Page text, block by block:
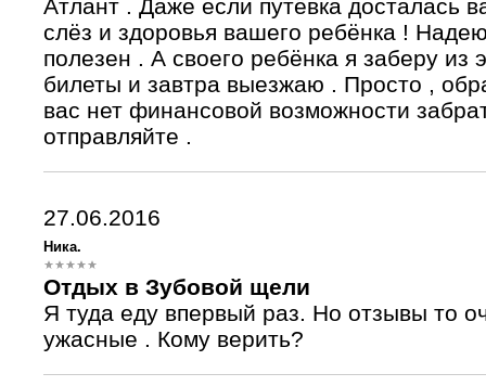
Атлант . Даже если путёвка досталась
слёз и здоровья вашего ребёнка !
полезен . А своего ребёнка я заберу из
билеты и завтра выезжаю . Просто ,
вас нет финансовой возможности
отправляйте .
27.06.2016
Ника.
Отдых в Зубовой щели
Я туда еду впервый раз. Но отзывы то
ужасные . Кому верить?